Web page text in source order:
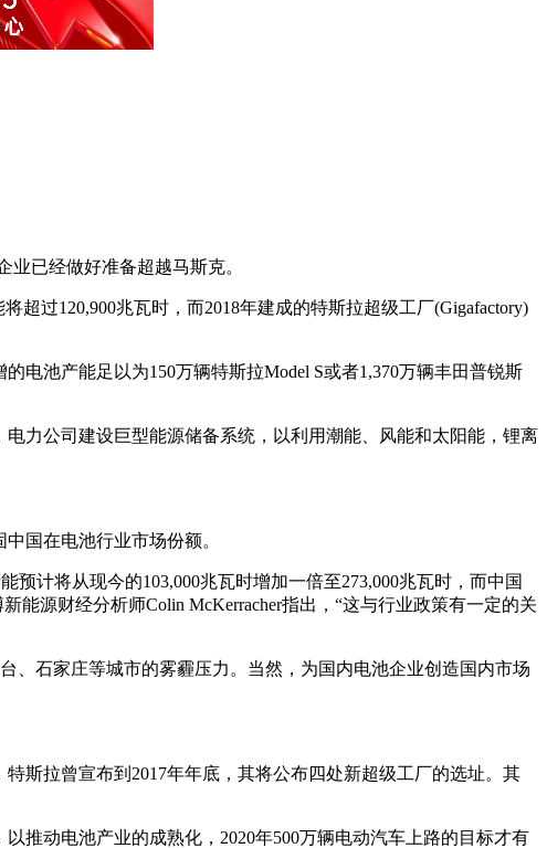
已经做好准备超越马斯克。
超过120,900兆瓦时，而2018年建成的特斯拉超级工厂(Gigafactory)
电池产能足以为150万辆特斯拉Model S或者1,370万辆丰田普锐斯
力公司建设巨型能源储备系统，以利用潮能、风能和太阳能，锂离
国在电池行业市场份额。
计将从现今的103,000兆瓦时增加一倍至273,000兆瓦时，而中国
源财经分析师Colin McKerracher指出，“这与行业政策有一定的关
、石家庄等城市的雾霾压力。当然，为国内电池企业创造国内市场
斯拉曾宣布到2017年年底，其将公布四处新超级工厂的选址。其
推动电池产业的成熟化，2020年500万辆电动汽车上路的目标才有